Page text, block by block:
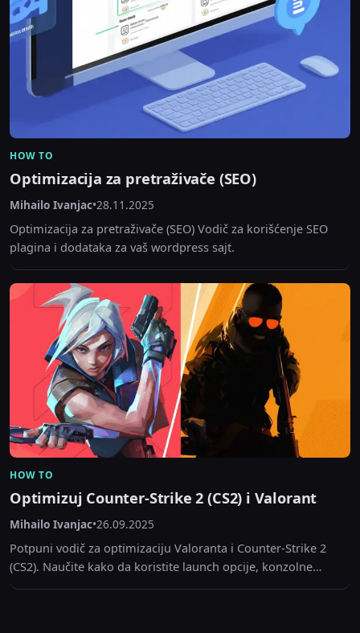
HOW TO
Optimizacija za pretraživače (SEO)
Mihailo Ivanjac•28.11.2025
Optimizacija za pretraživače (SEO) Vodič za korišćenje SEO
plagina i dodataka za vaš wordpress sajt.
HOW TO
Optimizuj Counter-Strike 2 (CS2) i Valorant
Mihailo Ivanjac•26.09.2025
Potpuni vodič za optimizaciju Valoranta i Counter-Strike 2
(CS2). Naučite kako da koristite launch opcije, konzolne
komande i NVIDIA Reflex za maksimalan FPS i...